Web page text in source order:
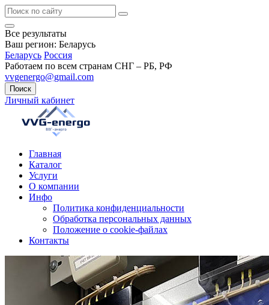
Все результаты
Ваш регион: Беларусь
Беларусь Россия
Работаем по всем странам СНГ – РБ, РФ
vvgenergo@gmail.com
Поиск
Личный кабинет
Главная
Каталог
Услуги
О компании
Инфо
Политика конфиденциальности
Обработка персональных данных
Положение о cookie-файлах
Контакты